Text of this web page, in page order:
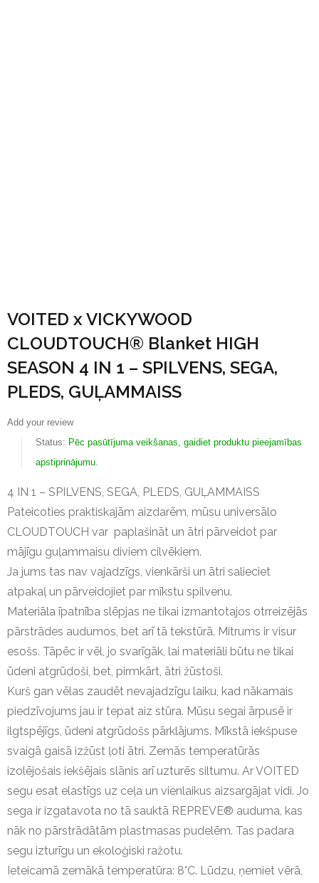
VOITED x VICKYWOOD
CLOUDTOUCH® Blanket HIGH
SEASON 4 IN 1 – SPILVENS, SEGA,
PLEDS, GUĻAMMAISS
Add your review
Status: Pēc pasūtījuma veikšanas, gaidiet produktu pieejamības
apstiprinājumu.
4 IN 1 – SPILVENS, SEGA, PLEDS, GUĻAMMAISS
Pateicoties praktiskajām aizdarēm, mūsu universālo
CLOUDTOUCH var paplašināt un ātri pārveidot par
mājīgu guļammaisu diviem cilvēkiem.
Ja jums tas nav vajadzīgs, vienkārši un ātri salieciet
atpakaļ un pārveidojiet par mīkstu spilvenu.
Materiāla īpatnība slēpjas ne tikai izmantotajos otrreizējās
pārstrādes audumos, bet arī tā tekstūrā. Mitrums ir visur
esošs. Tāpēc ir vēl, jo svarīgāk, lai materiāli būtu ne tikai
ūdeni atgrūdoši, bet, pirmkārt, ātri žūstoši.
Kurš gan vēlas zaudēt nevajadzīgu laiku, kad nākamais
piedzīvojums jau ir tepat aiz stūra. Mūsu segai ārpusē ir
ilgtspējīgs, ūdeni atgrūdošs pārklājums. Mīkstā iekšpuse
svaigā gaisā izžūst ļoti ātri. Zemās temperatūrās
izolējošais iekšējais slānis arī uzturēs siltumu. Ar VOITED
segu esat elastīgs uz ceļa un vienlaikus aizsargājat vidi. Jo
sega ir izgatavota no tā sauktā REPREVE® auduma, kas
nāk no pārstrādātām plastmasas pudelēm. Tas padara
segu izturīgu un ekoloģiski ražotu.
Ieteicamā zemākā temperatūra: 8°C. Lūdzu, ņemiet vērā,